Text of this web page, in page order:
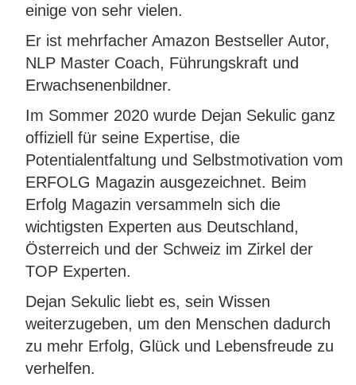
einige von sehr vielen.
Er ist mehrfacher Amazon Bestseller Autor,
NLP Master Coach, Führungskraft und
Erwachsenenbildner.
Im Sommer 2020 wurde Dejan Sekulic ganz
offiziell für seine Expertise, die
Potentialentfaltung und Selbstmotivation vom
ERFOLG Magazin ausgezeichnet. Beim
Erfolg Magazin versammeln sich die
wichtigsten Experten aus Deutschland,
Österreich und der Schweiz im Zirkel der
TOP Experten.
Dejan Sekulic liebt es, sein Wissen
weiterzugeben, um den Menschen dadurch
zu mehr Erfolg, Glück und Lebensfreude zu
verhelfen.